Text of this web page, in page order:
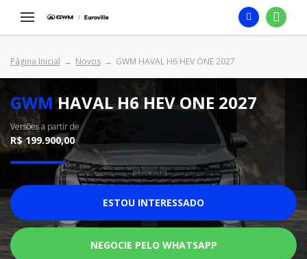
Página Inicial Novos GWM HAVAL H6 HEV ONE 2027
GWMHAVAL H6 HEV ONE 2027
Versões a partir de
R$ 199.900,00
ESTOU INTERESSADO
NEGOCIE PELO WHATSAPP